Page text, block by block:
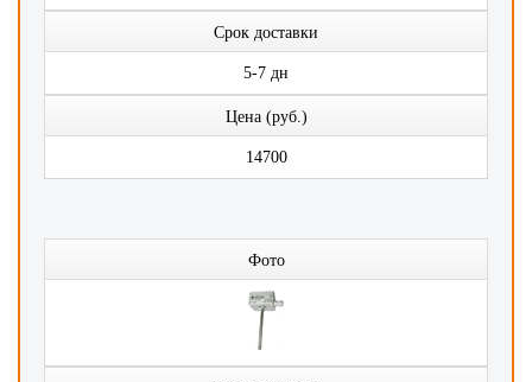
Срок доставки
5-7 дн
Цена (руб.)
14700
Фото